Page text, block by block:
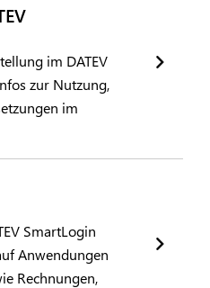
im DATEV
zur Nutzung,
im
SmartLogin
Anwendungen
Rechnungen,